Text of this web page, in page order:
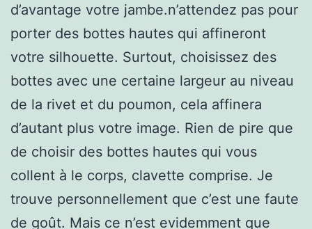
d’avantage votre jambe.n’attendez pas pour
porter des bottes hautes qui affineront
votre silhouette. Surtout, choisissez des
bottes avec une certaine largeur au niveau
de la rivet et du poumon, cela affinera
d’autant plus votre image. Rien de pire que
de choisir des bottes hautes qui vous
collent à le corps, clavette comprise. Je
trouve personnellement que c’est une faute
de goût. Mais ce n’est evidemment que